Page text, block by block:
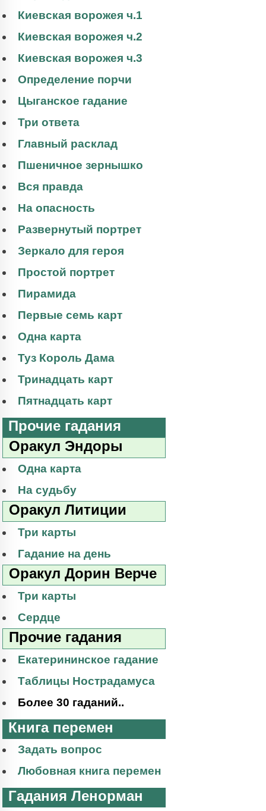
Киевская ворожея ч.1
Киевская ворожея ч.2
Киевская ворожея ч.3
Определение порчи
Цыганское гадание
Три ответа
Главный расклад
Пшеничное зернышко
Вся правда
На опасность
Развернутый портрет
Зеркало для героя
Простой портрет
Пирамида
Первые семь карт
Одна карта
Туз Король Дама
Тринадцать карт
Пятнадцать карт
Прочие гадания
Оракул Эндоры
Одна карта
На судьбу
Оракул Литиции
Три карты
Гадание на день
Оракул Дорин Верче
Три карты
Сердце
Прочие гадания
Екатерининское гадание
Таблицы Нострадамуса
Более 30 гаданий..
Книга перемен
Задать вопрос
Любовная книга перемен
Гадания Ленорман